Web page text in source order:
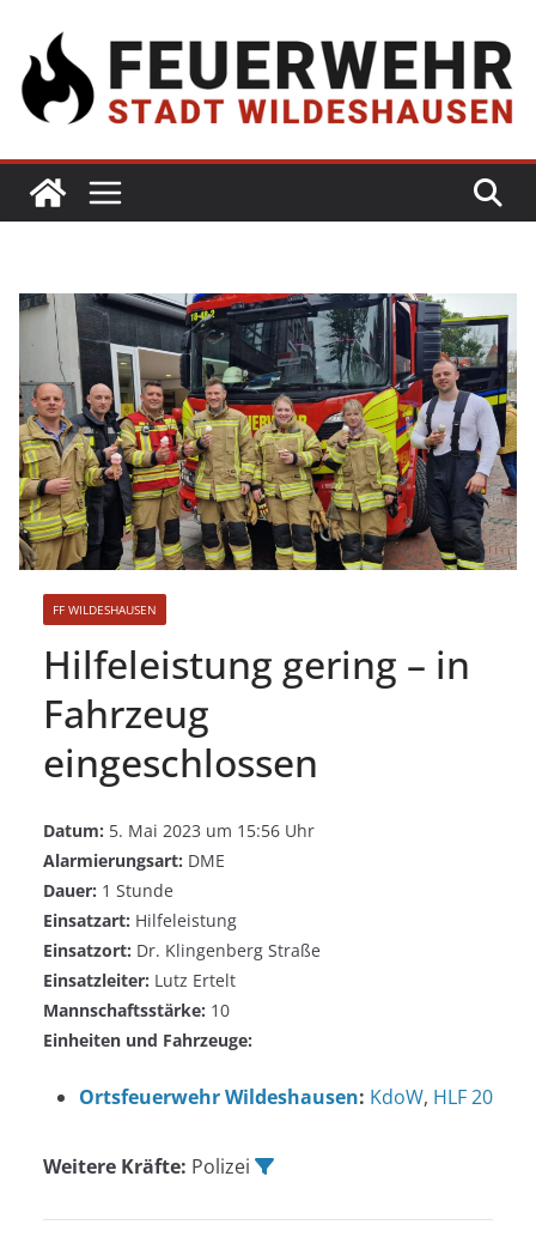
FF WILDESHAUSEN
Hilfeleistung gering – in
Fahrzeug
eingeschlossen
Datum: 5. Mai 2023 um 15:56 Uhr
Alarmierungsart: DME
Dauer: 1 Stunde
Einsatzart: Hilfeleistung
Einsatzort: Dr. Klingenberg Straße
Einsatzleiter: Lutz Ertelt
Mannschaftsstärke: 10
Einheiten und Fahrzeuge:
Ortsfeuerwehr Wildeshausen: KdoW, HLF 20
Weitere Kräfte: Polizei